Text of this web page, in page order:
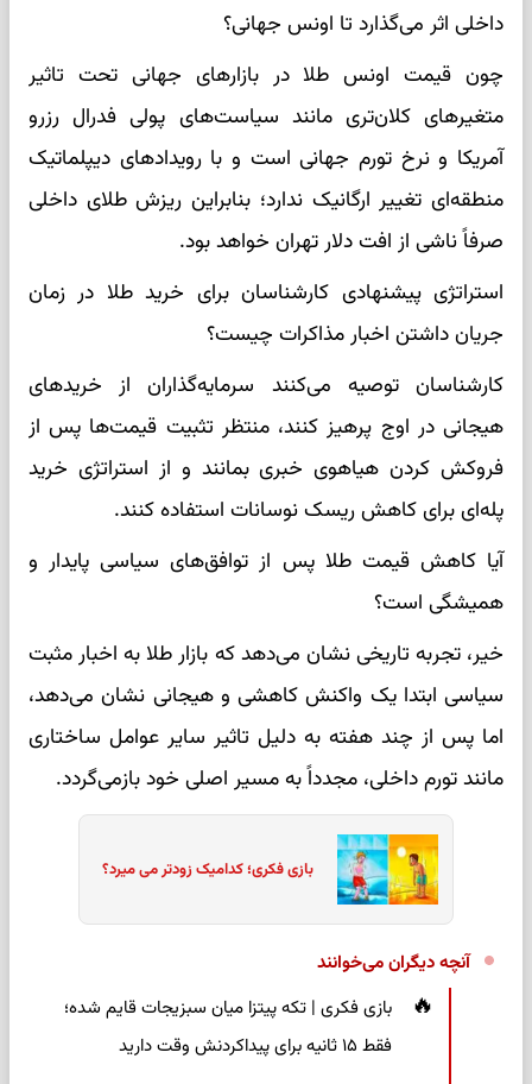
داخلی اثر می‌گذارد تا اونس جهانی؟
چون قیمت اونس طلا در بازارهای جهانی تحت تاثیر
متغیرهای کلان‌تری مانند سیاست‌های پولی فدرال رزرو
آمریکا و نرخ تورم جهانی است و با رویدادهای دیپلماتیک
منطقه‌ای تغییر ارگانیک ندارد؛ بنابراین ریزش طلای داخلی
صرفاً ناشی از افت دلار تهران خواهد بود.
استراتژی پیشنهادی کارشناسان برای خرید طلا در زمان
جریان داشتن اخبار مذاکرات چیست؟
کارشناسان توصیه می‌کنند سرمایه‌گذاران از خریدهای
هیجانی در اوج پرهیز کنند، منتظر تثبیت قیمت‌ها پس از
فروکش کردن هیاهوی خبری بمانند و از استراتژی خرید
پله‌ای برای کاهش ریسک نوسانات استفاده کنند.
آیا کاهش قیمت طلا پس از توافق‌های سیاسی پایدار و
همیشگی است؟
خیر، تجربه تاریخی نشان می‌دهد که بازار طلا به اخبار مثبت
سیاسی ابتدا یک واکنش کاهشی و هیجانی نشان می‌دهد،
اما پس از چند هفته به دلیل تاثیر سایر عوامل ساختاری
مانند تورم داخلی، مجدداً به مسیر اصلی خود بازمی‌گردد.
بازی فکری؛ کدامیک زودتر می میرد؟
آنچه دیگران می‌خوانند
بازی فکری | تکه پیتزا میان سبزیجات قایم شده؛
فقط ۱۵ ثانیه برای پیداکردنش وقت دارید